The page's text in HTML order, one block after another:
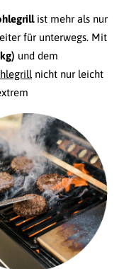
ist mehr als nur
für unterwegs. Mit
und dem
nicht nur leicht